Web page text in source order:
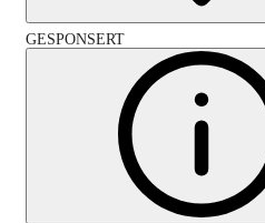
GESPONSERT